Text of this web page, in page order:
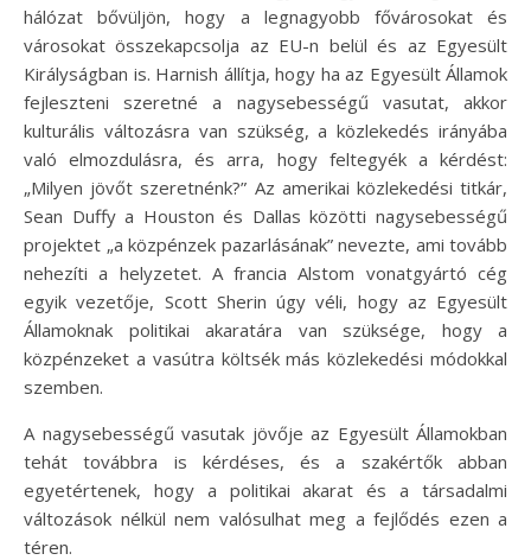
hálózat bővüljön, hogy a legnagyobb fővárosokat és
városokat összekapcsolja az EU-n belül és az Egyesült
Királyságban is. Harnish állítja, hogy ha az Egyesült Államok
fejleszteni szeretné a nagysebességű vasutat, akkor
kulturális változásra van szükség, a közlekedés irányába
való elmozdulásra, és arra, hogy feltegyék a kérdést:
„Milyen jövőt szeretnénk?” Az amerikai közlekedési titkár,
Sean Duffy a Houston és Dallas közötti nagysebességű
projektet „a közpénzek pazarlásának” nevezte, ami tovább
nehezíti a helyzetet. A francia Alstom vonatgyártó cég
egyik vezetője, Scott Sherin úgy véli, hogy az Egyesült
Államoknak politikai akaratára van szüksége, hogy a
közpénzeket a vasútra költsék más közlekedési módokkal
szemben.
A nagysebességű vasutak jövője az Egyesült Államokban
tehát továbbra is kérdéses, és a szakértők abban
egyetértenek, hogy a politikai akarat és a társadalmi
változások nélkül nem valósulhat meg a fejlődés ezen a
téren.